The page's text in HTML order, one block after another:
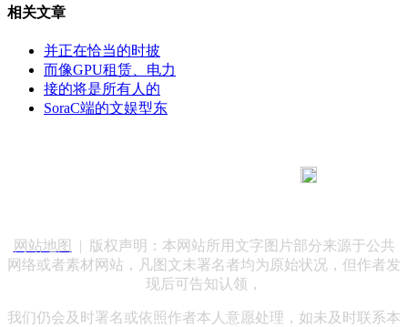
相关文章
并正在恰当的时披
而像GPU租赁、电力
接的将是所有人的
SoraC端的文娱型东
网站地图
| 版权声明：本网站所用文字图片部分来源于公共
网络或者素材网站，凡图文未署名者均为原始状况，但作者发
现后可告知认领，
我们仍会及时署名或依照作者本人意愿处理，如未及时联系本